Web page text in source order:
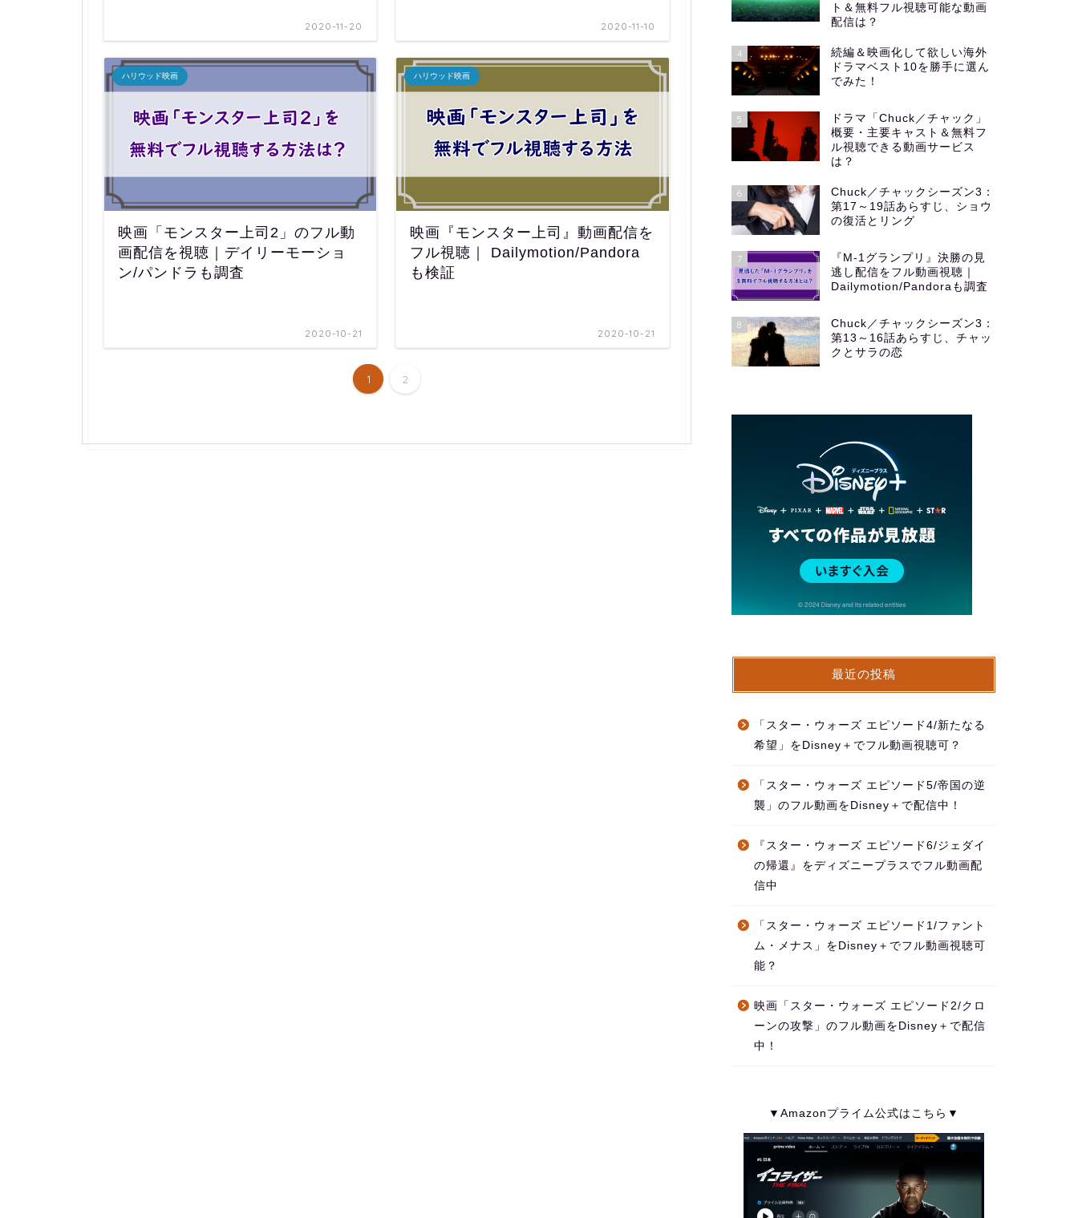
2020-11-20 2020-11-10
ハリウッド映画
映画「モンスター上司2」のフル動
画配信を視聴｜デイリーモーショ
ン/パンドラも調査
2020-10-21
ハリウッド映画
映画『モンスター上司』動画配信を
フル視聴｜ Dailymotion/Pandora
も検証
2020-10-21
1 2
ト＆無料フル視聴可能な動画
配信は？
4
続編＆映画化して欲しい海外
ドラマベスト10を勝手に選ん
でみた！
5
ドラマ「Chuck／チャック」
概要・主要キャスト＆無料フ
ル視聴できる動画サービス
は？
6
Chuck／チャックシーズン3：
第17～19話あらすじ、ショウ
の復活とリング
7
『M-1グランプリ』決勝の見
逃し配信をフル動画視聴｜
Dailymotion/Pandoraも調査
8
Chuck／チャックシーズン3：
第13～16話あらすじ、チャッ
クとサラの恋
最近の投稿
「スター・ウォーズ エピソード4/新たなる
希望」をDisney＋でフル動画視聴可？
「スター・ウォーズ エピソード5/帝国の逆
襲」のフル動画をDisney＋で配信中！
『スター・ウォーズ エピソード6/ジェダイ
の帰還』をディズニープラスでフル動画配
信中
「スター・ウォーズ エピソード1/ファント
ム・メナス」をDisney＋でフル動画視聴可
能？
映画「スター・ウォーズ エピソード2/クロ
ーンの攻撃」のフル動画をDisney＋で配信
中！
▼Amazonプライム公式はこちら▼